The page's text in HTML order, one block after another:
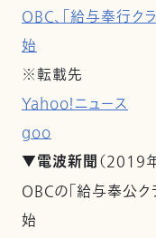
OBC、「給与奉行ク
始
※転載先
Yahoo！ニュース
goo
▼電波新聞（2019
OBCの「給与奉公ク
始